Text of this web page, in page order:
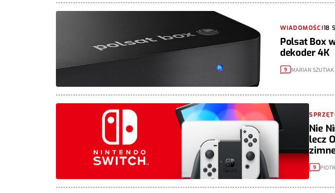
WIADOMOŚCI18
Polsat Box
dekoder 4K
9 MARIAN SZUTIAK
SPRZĘT
Nie
lecz
9